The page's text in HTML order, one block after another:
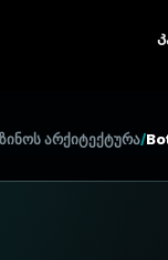
არქიტექტურა/